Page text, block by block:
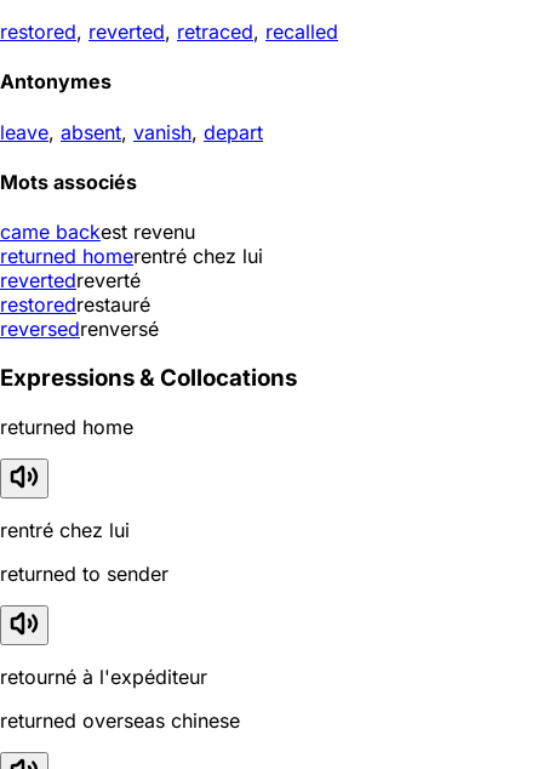
restored, reverted, retraced, recalled
Antonymes
leave, absent, vanish, depart
Mots associés
came backest revenu
returned homerentré chez lui
revertedreverté
restoredrestauré
reversedrenversé
Expressions & Collocations
returned home
rentré chez lui
returned to sender
retourné à l'expéditeur
returned overseas chinese